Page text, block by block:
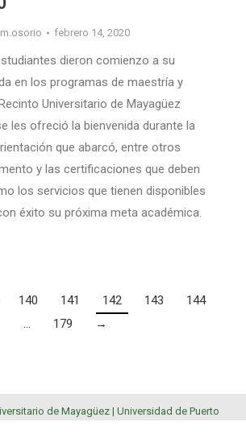
febrero 14, 2020
dieron comienzo a su
en los programas de maestría y
Universitario de Mayagüez
les ofreció la bienvenida durante la
que abarcó, entre otros
y las certificaciones que deben
los servicios que tienen disponibles
éxito su próxima meta académica.
140 141 142 143
144
…
179 →
de Mayagüez | Universidad de Puerto